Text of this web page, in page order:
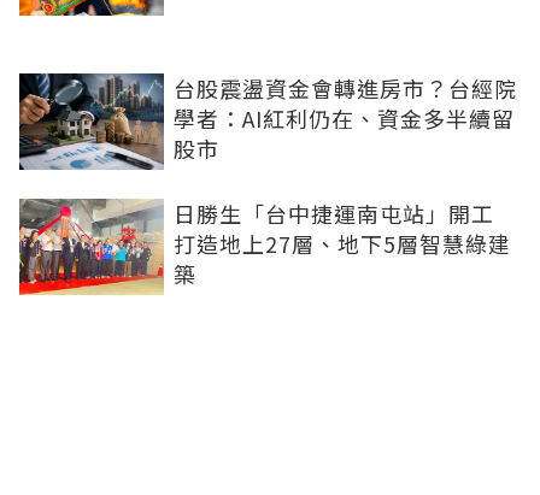
台股震盪資金會轉進房市？台經院
學者：AI紅利仍在、資金多半續留
股市
日勝生「台中捷運南屯站」開工
打造地上27層、地下5層智慧綠建
築